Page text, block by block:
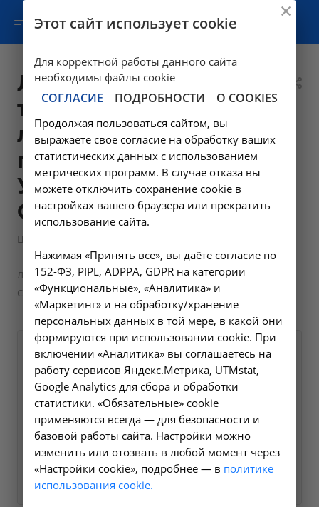
Локальная
терапия (с
лекарством
пациента) - 7.1.1 в
Усолье-
Сибирском
Цены в Усолье-Сибирском
Локальная терапия (с лекарством пациента) - 7.1.1 в Усолье-
Сибирском
Оформите заявку на сайте,
мы свяжемся с вами в
ближайшее время и ответим
на все интересующие
вопросы.
700 ₽
Заказать услугу
Этот сайт использует cookie
Для корректной работы данного сайта
необходимы файлы cookie
СОГЛАСИЕ ПОДРОБНОСТИ О COOKIES
Продолжая пользоваться сайтом, вы
выражаете свое согласие на обработку ваших
статистических данных с использованием
метрических программ. В случае отказа вы
можете отключить сохранение cookie в
настройках вашего браузера или прекратить
использование сайта.
Нажимая «Принять все», вы даёте согласие по
152-ФЗ, PIPL, ADPPA, GDPR на категории
«Функциональные», «Аналитика» и
«Маркетинг» и на обработку/хранение
персональных данных в той мере, в какой они
формируются при использовании cookie. При
включении «Аналитика» вы соглашаетесь на
работу сервисов Яндекс.Метрика, UTMstat,
Google Analytics для сбора и обработки
статистики. «Обязательные» cookie
применяются всегда — для безопасности и
базовой работы сайта. Настройки можно
изменить или отозвать в любой момент через
«Настройки cookie», подробнее — в политике
использования cookie.